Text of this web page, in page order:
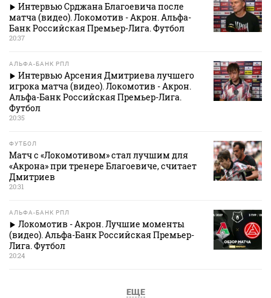
Интервью Срджана Благоевича после
матча (видео). Локомотив - Акрон. Альфа-
Банк Российская Премьер-Лига. Футбол
20:37
АЛЬФА-БАНК РПЛ
Интервью Арсения Дмитриева лучшего
игрока матча (видео). Локомотив - Акрон.
Альфа-Банк Российская Премьер-Лига.
Футбол
20:35
ФУТБОЛ
Матч с «Локомотивом» стал лучшим для
«Акрона» при тренере Благоевиче, считает
Дмитриев
20:31
АЛЬФА-БАНК РПЛ
Локомотив - Акрон. Лучшие моменты
(видео). Альфа-Банк Российская Премьер-
Лига. Футбол
20:24
ЕЩЕ